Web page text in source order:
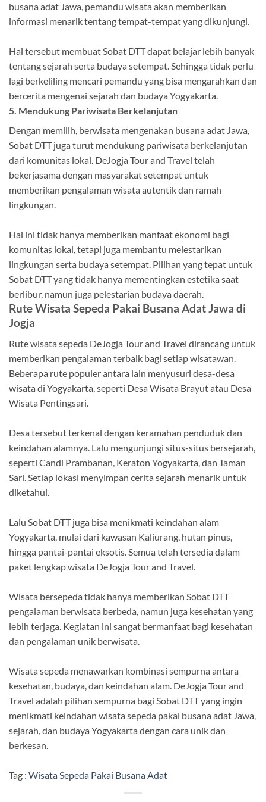
busana adat Jawa, pemandu wisata akan memberikan
informasi menarik tentang tempat-tempat yang dikunjungi.
Hal tersebut membuat Sobat DTT dapat belajar lebih banyak
tentang sejarah serta budaya setempat. Sehingga tidak perlu
lagi berkeliling mencari pemandu yang bisa mengarahkan dan
bercerita mengenai sejarah dan budaya Yogyakarta.
5. Mendukung Pariwisata Berkelanjutan
Dengan memilih, berwisata mengenakan busana adat Jawa,
Sobat DTT juga turut mendukung pariwisata berkelanjutan
dari komunitas lokal. DeJogja Tour and Travel telah
bekerjasama dengan masyarakat setempat untuk
memberikan pengalaman wisata autentik dan ramah
lingkungan.
Hal ini tidak hanya memberikan manfaat ekonomi bagi
komunitas lokal, tetapi juga membantu melestarikan
lingkungan serta budaya setempat. Pilihan yang tepat untuk
Sobat DTT yang tidak hanya mementingkan estetika saat
berlibur, namun juga pelestarian budaya daerah.
Rute Wisata Sepeda Pakai Busana Adat Jawa di
Jogja
Rute wisata sepeda DeJogja Tour and Travel dirancang untuk
memberikan pengalaman terbaik bagi setiap wisatawan.
Beberapa rute populer antara lain menyusuri desa-desa
wisata di Yogyakarta, seperti Desa Wisata Brayut atau Desa
Wisata Pentingsari.
Desa tersebut terkenal dengan keramahan penduduk dan
keindahan alamnya. Lalu mengunjungi situs-situs bersejarah,
seperti Candi Prambanan, Keraton Yogyakarta, dan Taman
Sari. Setiap lokasi menyimpan cerita sejarah menarik untuk
diketahui.
Lalu Sobat DTT juga bisa menikmati keindahan alam
Yogyakarta, mulai dari kawasan Kaliurang, hutan pinus,
hingga pantai-pantai eksotis. Semua telah tersedia dalam
paket lengkap wisata DeJogja Tour and Travel.
Wisata bersepeda tidak hanya memberikan Sobat DTT
pengalaman berwisata berbeda, namun juga kesehatan yang
lebih terjaga. Kegiatan ini sangat bermanfaat bagi kesehatan
dan pengalaman unik berwisata.
Wisata sepeda menawarkan kombinasi sempurna antara
kesehatan, budaya, dan keindahan alam. DeJogja Tour and
Travel adalah pilihan sempurna bagi Sobat DTT yang ingin
menikmati keindahan wisata sepeda pakai busana adat Jawa,
sejarah, dan budaya Yogyakarta dengan cara unik dan
berkesan.
Tag : Wisata Sepeda Pakai Busana Adat